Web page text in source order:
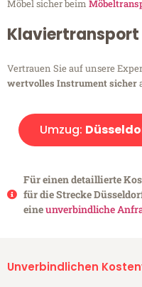
Möbel sicher beim
Klaviertransport
Vertrauen Sie auf unsere
wertvolles Instrument sicher
Umzug:
Für einen detaillierte
für die Strecke
eineunverbindliche
Unverbindlichen